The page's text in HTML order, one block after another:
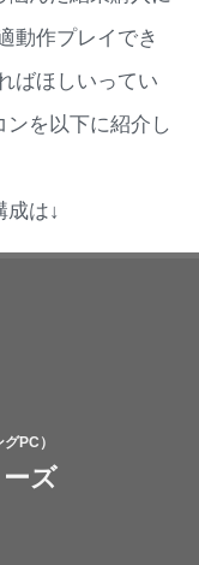
動作プレイでき
ばほしいってい
ンを以下に紹介し
成は↓
PC）
ズ